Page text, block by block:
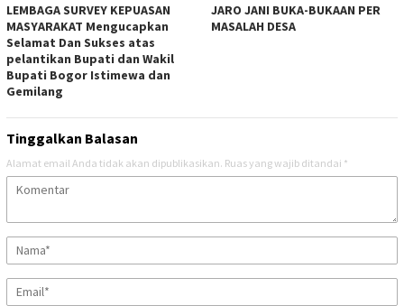
LEMBAGA SURVEY KEPUASAN
MASYARAKAT Mengucapkan
Selamat Dan Sukses atas
pelantikan Bupati dan Wakil
Bupati Bogor Istimewa dan
Gemilang
JARO JANI BUKA-BUKAAN PER
MASALAH DESA
Tinggalkan Balasan
Alamat email Anda tidak akan dipublikasikan. Ruas yang wajib ditandai *